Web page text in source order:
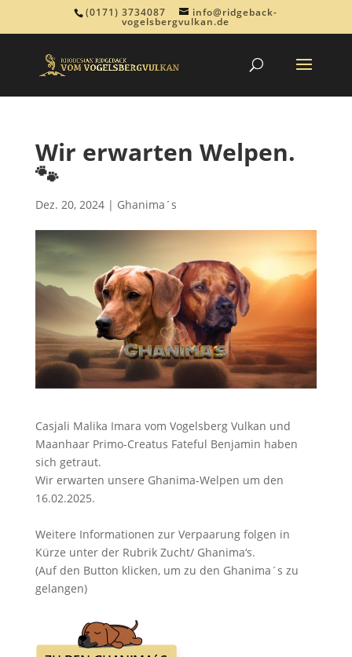
(0171) 3734087 info@ridgeback-
vogelsbergvulkan.de
Wir erwarten Welpen.
🐾
Dez. 20, 2024| Ghanima´s
Casjali Malika Imara vom Vogelsberg Vulkan und
Maanhaar Primo-Creatus Fateful Benjamin haben
sich getraut.
Wir erwarten unsere Ghanima-Welpen um den
16.02.2025.
Weitere Informationen zur Verpaarung folgen in
Kürze unter der Rubrik Zucht/ Ghanima‘s.
(Auf den Button klicken, um zu den Ghanima´s zu
gelangen)